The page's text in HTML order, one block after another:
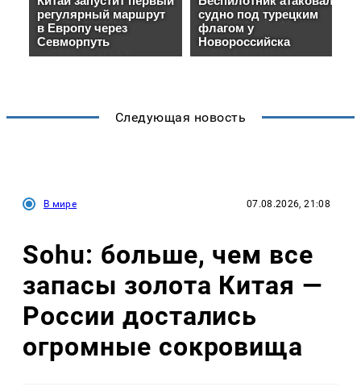
Следующая новость
В мире 07.08.2026, 21:08
Sohu: больше, чем все
запасы золота Китая —
России достались
огромные сокровища